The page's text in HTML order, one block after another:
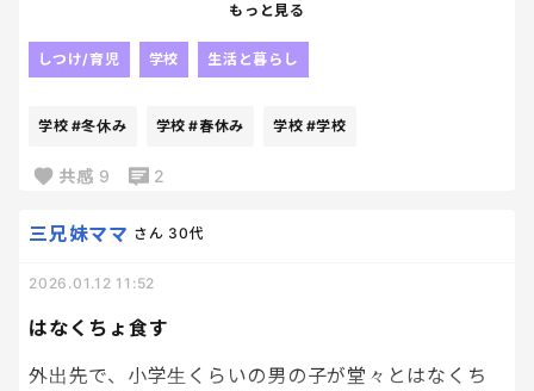
だよねー
もう、冬休みの段階で1回持ち帰るのなくていいじゃ
もっと見る
しつけ/育児 学校 生活と暮らし
学校 #冬休み 学校 #春休み 学校 #学校
共感 9 2
はなくちょ食す
三兄妹ママ さん 30代
2026.01.12 11:52
外出先で、小学生くらいの男の子が堂々とはなくち